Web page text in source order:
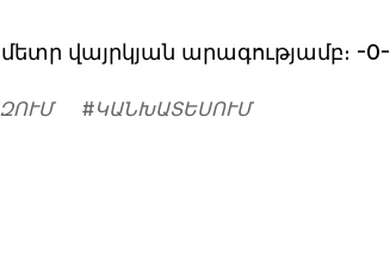
վայրկյան արագությամբ։ -0-
#ԿԱՆԽԱՏԵՍՈՒՄ